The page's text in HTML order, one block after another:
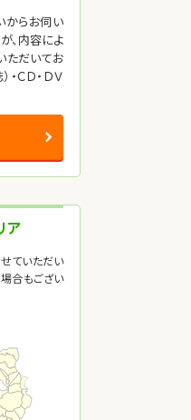
からお伺い
、内容によ
ただいてお
・ＣＤ・ＤＶ
ア
ていただい
合もござい